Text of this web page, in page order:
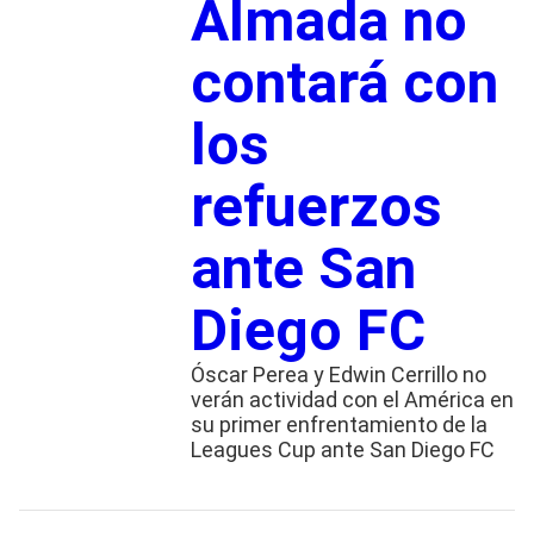
Almada no
contará con
los
refuerzos
ante San
Diego FC
Óscar Perea y Edwin Cerrillo no
verán actividad con el América en
su primer enfrentamiento de la
Leagues Cup ante San Diego FC